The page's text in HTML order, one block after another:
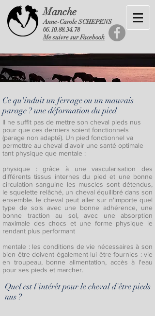
Manche
Anne-Carole SCHEPENS
06.10.88.34.78
Me suivre sur Facebook
Il ne suffit pas de mettre son cheval pieds nus
pour que ces derniers soient fonctionnels
(parage non adapté). Un pied fonctionnel va
permettre au cheval d'avoir une santé optimale
tant physique que mentale :
physique : grâce à une vascularisation des
différents tissus internes du pied et une bonne
circulation sanguine les muscles sont détendus,
le squelette relâché, un cheval équilibré dans son
ensemble. le cheval peut aller sur n'importe quel
type de sols avec une bonne adhérence, une
bonne traction au sol, avec une absorption
maximale des chocs et une forme physique le
rendant plus performant
mentale : les conditions de vie nécessaires à son
bien être doivent également lui être fournies : vie
en troupeau, bonne alimentation, accès à l'eau
pour ses pieds et marcher.
Ce qu'induit un ferrage ou un mauvais
parage ? une déformation du pied
Quel est l'intérêt pour le cheval d'être pieds
nus ?